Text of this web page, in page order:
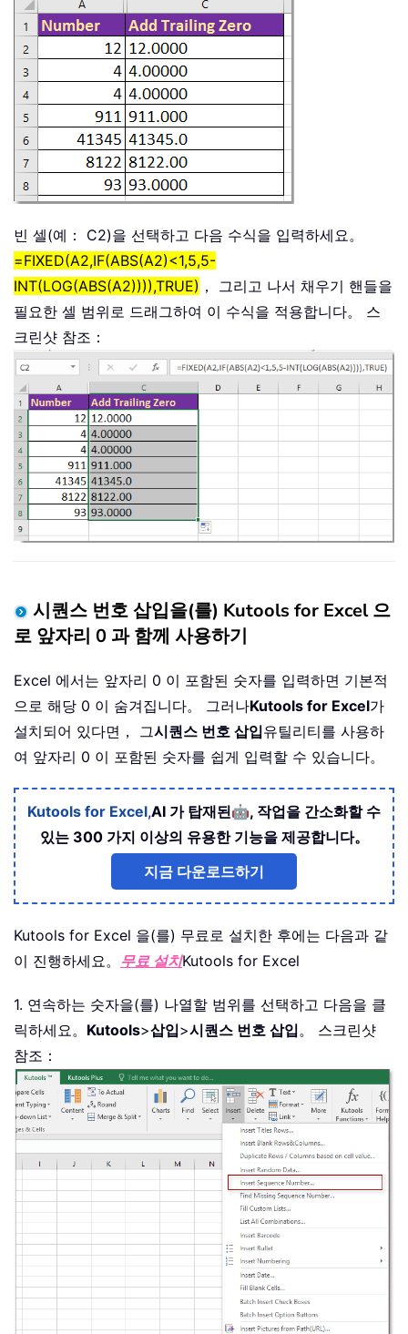
빈 셀(예： C2)을 선택하고 다음 수식을 입력하세요。
=FIXED(A2,IF(ABS(A2)<1,5,5-
INT(LOG(ABS(A2)))),TRUE) ， 그리고 나서 채우기 핸들을
필요한 셀 범위로 드래그하여 이 수식을 적용합니다。 스
크린샷 참조：
시퀀스 번호 삽입을(를) Kutools for Excel 으
로 앞자리 0 과 함께 사용하기
Excel 에서는 앞자리 0 이 포함된 숫자를 입력하면 기본적
으로 해당 0 이 숨겨집니다。 그러나Kutools for Excel가
설치되어 있다면， 그시퀀스 번호 삽입유틸리티를 사용하
여 앞자리 0 이 포함된 숫자를 쉽게 입력할 수 있습니다。
Kutools for Excel,AI 가 탑재된🤖, 작업을 간소화할 수
있는 300 가지 이상의 유용한 기능을 제공합니다。
지금 다운로드하기
Kutools for Excel 을(를) 무료로 설치한 후에는 다음과 같
이 진행하세요。 무료 설치Kutools for Excel
1. 연속하는 숫자을(를) 나열할 범위를 선택하고 다음을 클
릭하세요。 Kutools>삽입>시퀀스 번호 삽입。 스크린샷
참조：